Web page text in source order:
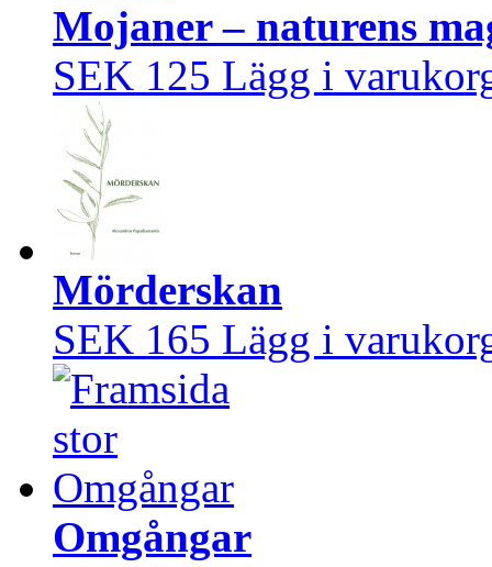
Mojaner – naturens
SEK 125 Lägg i
Mörderskan
SEK 165 Lägg i
Omgångar